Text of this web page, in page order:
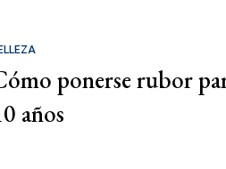
ponerse rubor
años